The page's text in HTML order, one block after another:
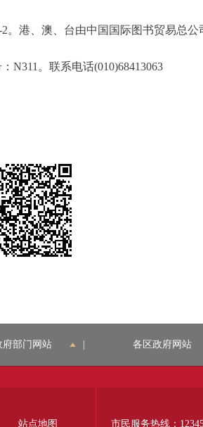
港、澳、台由中国国际图书贸易总公
。联系电话(010)68413063
府部门网站 各区政府网站
站点地图 市民服务热线：